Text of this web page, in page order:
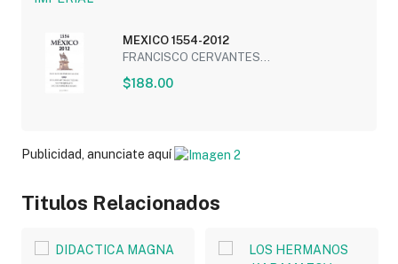
MEXICO 1554-2012
FRANCISCO CERVANTES...
$188.00
Publicidad, anunciate aquí
Titulos Relacionados